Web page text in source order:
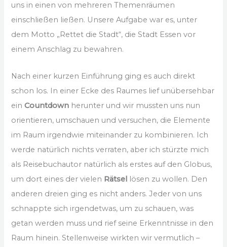
uns in einen von mehreren Themenräumen
einschließen ließen. Unsere Aufgabe war es, unter
dem Motto „Rettet die Stadt“, die Stadt Essen vor
einem Anschlag zu bewahren.
Nach einer kurzen Einführung ging es auch direkt
schon los. In einer Ecke des Raumes lief unübersehbar
einCountdown herunter und wir mussten uns nun
orientieren, umschauen und versuchen, die Elemente
im Raum irgendwie miteinander zu kombinieren. Ich
werde natürlich nichts verraten, aber ich stürzte mich
als Reisebuchautor natürlich als erstes auf den Globus,
um dort eines der vielen Rätsel lösen zu wollen. Den
anderen dreien ging es nicht anders. Jeder von uns
schnappte sich irgendetwas, um zu schauen, was
getan werden muss und rief seine Erkenntnisse in den
Raum hinein. Stellenweise wirkten wir vermutlich –